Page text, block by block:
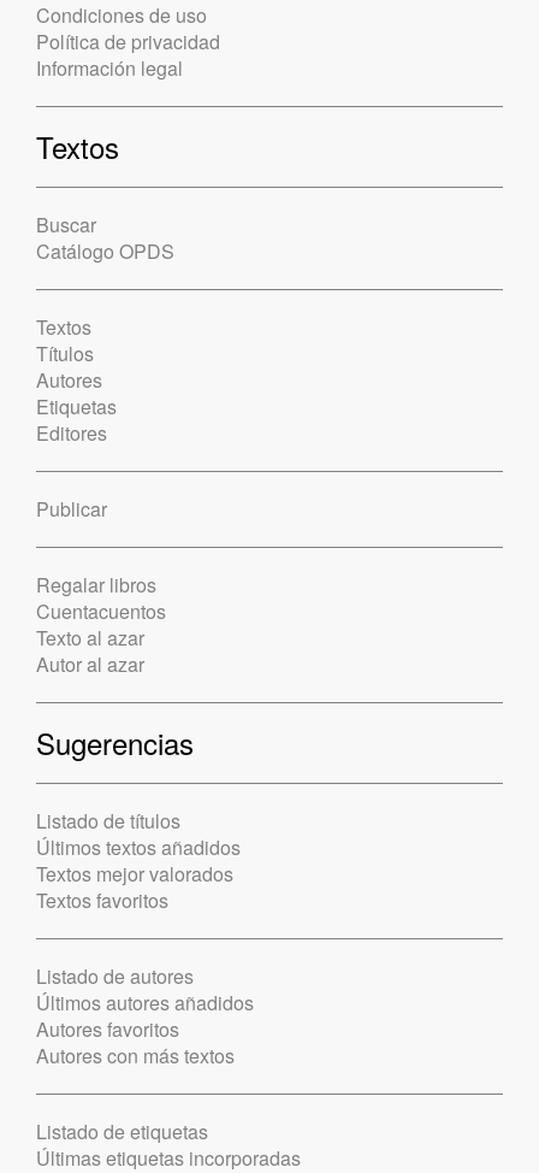
Condiciones de uso
Política de privacidad
Información legal
Textos
Buscar
Catálogo OPDS
Textos
Títulos
Autores
Etiquetas
Editores
Publicar
Regalar libros
Cuentacuentos
Texto al azar
Autor al azar
Sugerencias
Listado de títulos
Últimos textos añadidos
Textos mejor valorados
Textos favoritos
Listado de autores
Últimos autores añadidos
Autores favoritos
Autores con más textos
Listado de etiquetas
Últimas etiquetas incorporadas